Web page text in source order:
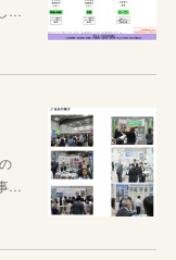
…
…